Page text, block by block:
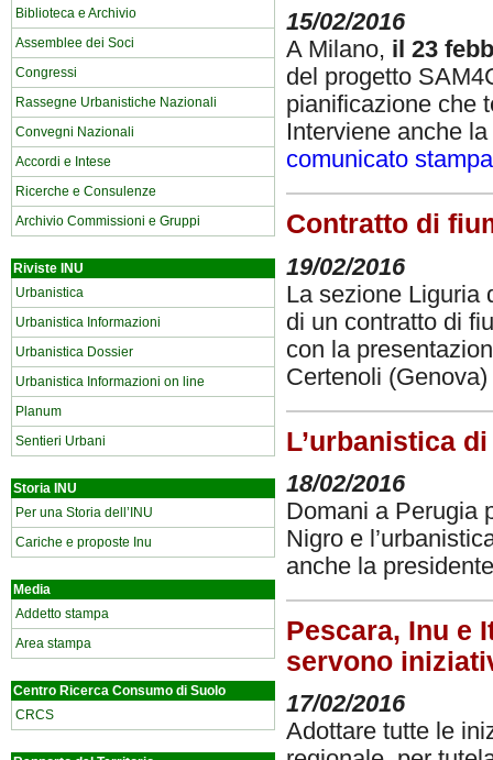
Biblioteca e Archivio
Assemblee dei Soci
Congressi
Rassegne Urbanistiche Nazionali
Convegni Nazionali
Accordi e Intese
Ricerche e Consulenze
Archivio Commissioni e Gruppi
Riviste INU
Urbanistica
Urbanistica Informazioni
Urbanistica Dossier
Urbanistica Informazioni on line
Planum
Sentieri Urbani
Storia INU
Per una Storia dell’INU
Cariche e proposte Inu
Media
Addetto stampa
Area stampa
Centro Ricerca Consumo di Suolo
CRCS
15/02/2016
A Milano, il 23
del progetto
pianificazione che
Interviene anche
comunicato stampa
Contratto di
19/02/2016
La sezione Liguria
di un contratto di
con la
Certenoli (Genova)
L’urbanistica
18/02/2016
Domani a Perugia
Nigro e
anche la
Pescara, Inu e
servono
17/02/2016
Adottare tutte le